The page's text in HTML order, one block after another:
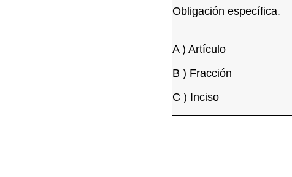
Obligación específica.
A ) Artículo
B ) Fracción
C ) Inciso